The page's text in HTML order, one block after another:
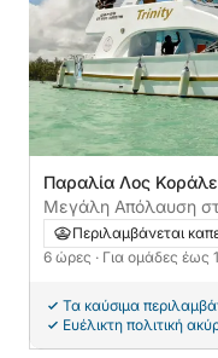
Παραλία Λος
Δομινικανή
Μεγάλη Απόλαυση
Θαλάσσια Αποστολή
Περιλαμβάνεται
6 ώρες · Για ομάδες έως
Τα καύσιμα
Ευέλικτη πολιτική